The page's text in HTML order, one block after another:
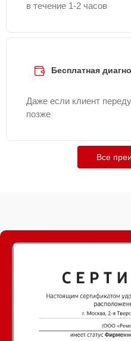
в течение 1-2 часов
Бесплатная
Даже если клиент
позже
Все